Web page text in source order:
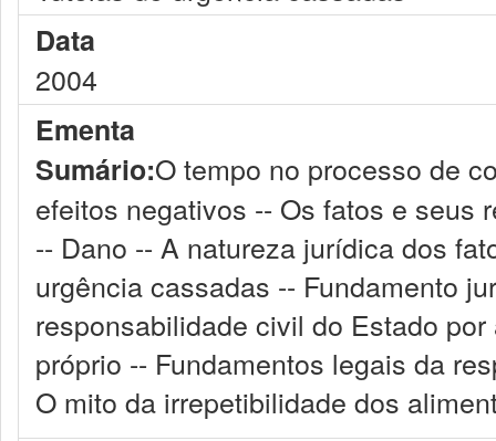
Data
2004
Ementa
Sumário:O tempo no processo de
efeitos negativos -- Os fatos e seus
-- Dano -- A natureza jurídica dos
urgência cassadas -- Fundamento
responsabilidade civil do Estado
próprio -- Fundamentos legais da
O mito da irrepetibilidade dos